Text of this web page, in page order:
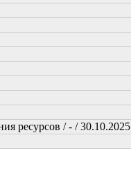
ресурсов / - / 30.10.2025